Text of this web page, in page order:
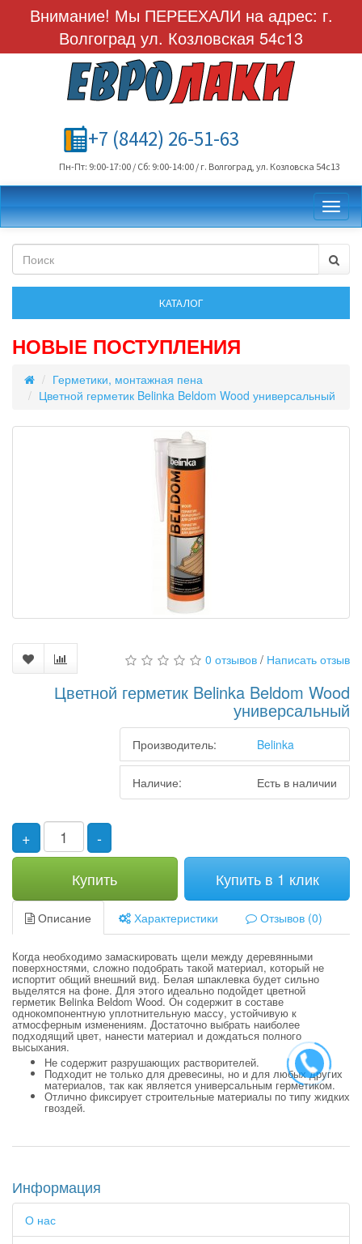
Внимание! Мы ПЕРЕЕХАЛИ на адрес: г.
Волгоград ул. Козловская 54с13
+7 (8442) 26-51-63
Пн-Пт: 9:00-17:00 / Сб: 9:00-14:00 / г. Волгоград, ул. Козловска 54с13
НОВЫЕ ПОСТУПЛЕНИЯ
Герметики, монтажная пена
Цветной герметик Belinka Beldom Wood универсальный
0 отзывов / Написать отзыв
Цветной герметик Belinka Beldom Wood
универсальный
Производитель: Belinka
Наличие: Есть в наличии
+
-
Купить
Купить в 1 клик
Описание Характеристики Отзывов (0)
Когда необходимо замаскировать щели между деревянными
поверхностями, сложно подобрать такой материал, который не
испортит общий внешний вид. Белая шпаклевка будет сильно
выделятся на фоне. Для этого идеально подойдет цветной
герметик Belinka Beldom Wood. Он содержит в составе
однокомпонентную уплотнительную массу, устойчивую к
атмосферным изменениям. Достаточно выбрать наиболее
подходящий цвет, нанести материал и дождаться полного
высыхания.
Не содержит разрушающих растворителей.
Подходит не только для древесины, но и для любых других
материалов, так как является универсальным герметиком.
Отлично фиксирует строительные материалы по типу жидких
гвоздей.
Информация
О нас